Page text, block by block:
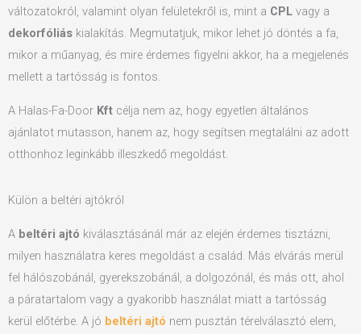
változatokról, valamint olyan felületekről is, mint a CPL vagy a
dekorfóliás kialakítás. Megmutatjuk, mikor lehet jó döntés a fa,
mikor a műanyag, és mire érdemes figyelni akkor, ha a megjelenés
mellett a tartósság is fontos.
A Halas-Fa-Door Kft célja nem az, hogy egyetlen általános
ajánlatot mutasson, hanem az, hogy segítsen megtalálni az adott
otthonhoz leginkább illeszkedő megoldást.
Külön a beltéri ajtókról
A beltéri ajtó kiválasztásánál már az elején érdemes tisztázni,
milyen használatra keres megoldást a család. Más elvárás merül
fel hálószobánál, gyerekszobánál, a dolgozónál, és más ott, ahol
a páratartalom vagy a gyakoribb használat miatt a tartósság
kerül előtérbe. A jó beltéri ajtó nem pusztán térelválasztó elem,